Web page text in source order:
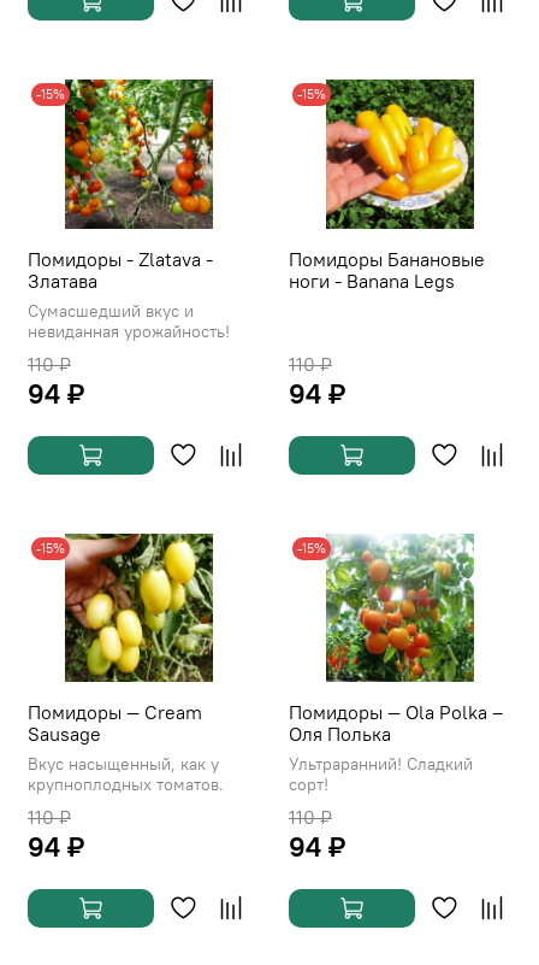
-15%
Помидоры - Zlatava -
Златава
Сумасшедший вкус и
невиданная урожайность!
110 ₽
94 ₽
-15%
Помидоры Банановые
ноги - Banana Legs
110 ₽
94 ₽
-15%
Помидоры — Cream
Sausage
Вкус насыщенный, как у
крупноплодных томатов.
110 ₽
94 ₽
-15%
Помидоры — Ola Polka –
Оля Полька
Ультраранний! Сладкий
сорт!
110 ₽
94 ₽